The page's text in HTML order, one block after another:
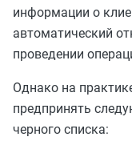
информации о
автоматический
проведении
Однако на
предпринять
черного списка: